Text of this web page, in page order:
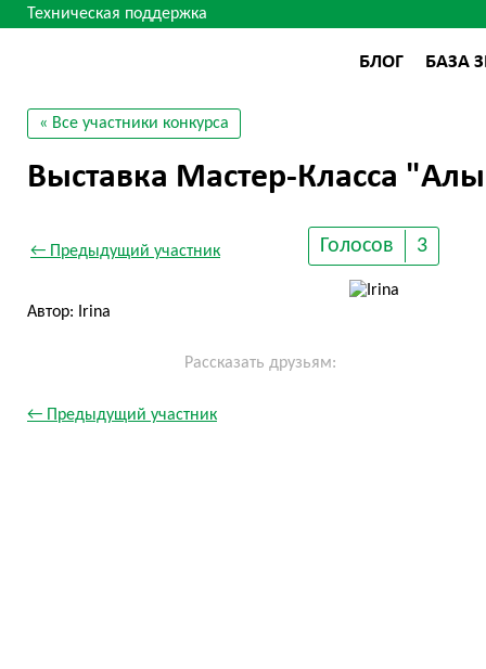
Техническая поддержка
БЛОГ БАЗА
« Все участники конкурса
Выставка Мастер-Класса
← Предыдущий участник Голосов 3
Автор: Irina
Рассказать друзьям:
← Предыдущий участник